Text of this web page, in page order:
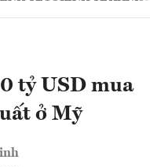
tỷ USD mua
ở Mỹ